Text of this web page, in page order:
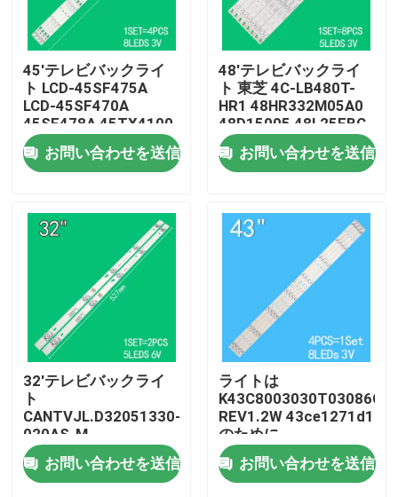
ビデオ
私達について
工場旅行
品質管理
45'テレビバックライ
ト LCD-45SF475A
LCD-45SF470A
45SF478A 45TX4100
3P45UM003 A0
3P45UM001 A9
ECHOM-0345UM002
お問い合わせを送信
48'テレビバックライ
ト 東芝 4C-LB480T-
HR1 48HR332M05A0
48D15005 48L25EBC
48L26CMC 48L2600C
48L2500C
お問い合わせを送信
32'テレビバックライ
ト
CANTVJL.D32051330-
020AS-M
32HR332M05A1 V3
4D-LE3202-YC1P0Z1
お問い合わせを送信
ライトは
K43C8003030T03086C9-
REV1.2W 43ce1271d1
のために
お問い合わせを送信